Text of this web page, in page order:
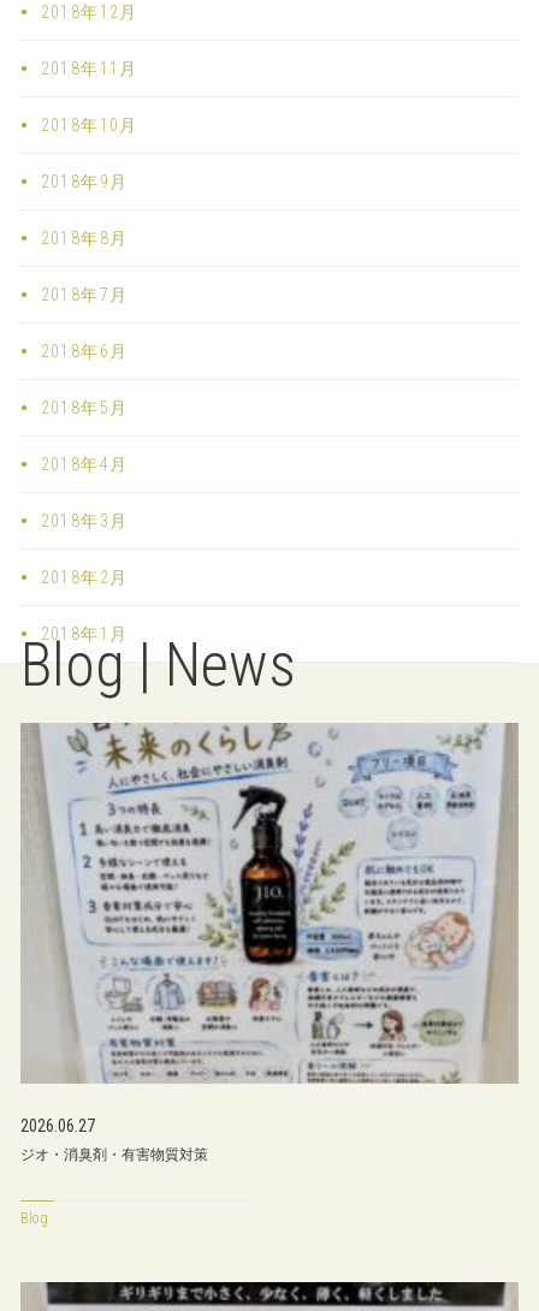
2018年12月
2018年11月
2018年10月
2018年9月
2018年8月
2018年7月
2018年6月
2018年5月
2018年4月
2018年3月
2018年2月
2018年1月
Blog | News
2026.06.27
ジオ・消臭剤・有害物質対策
Blog